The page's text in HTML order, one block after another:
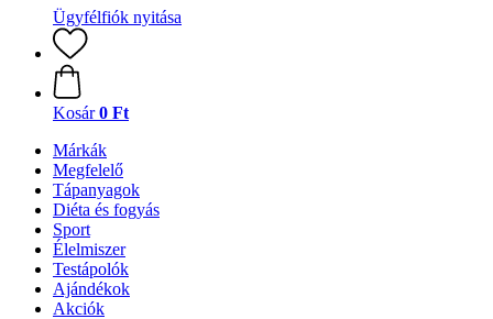
Ügyfélfiók nyitása
Kosár 0 Ft
Márkák
Megfelelő
Tápanyagok
Diéta és fogyás
Sport
Élelmiszer
Testápolók
Ajándékok
Akciók